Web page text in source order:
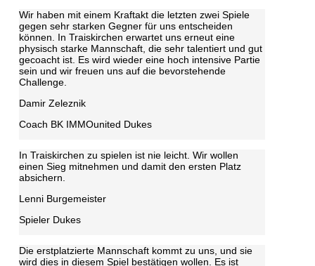
Wir haben mit einem Kraftakt die letzten zwei Spiele
gegen sehr starken Gegner für uns entscheiden
können. In Traiskirchen erwartet uns erneut eine
physisch starke Mannschaft, die sehr talentiert und gut
gecoacht ist. Es wird wieder eine hoch intensive Partie
sein und wir freuen uns auf die bevorstehende
Challenge.
Damir Zeleznik
Coach BK IMMOunited Dukes
In Traiskirchen zu spielen ist nie leicht. Wir wollen
einen Sieg mitnehmen und damit den ersten Platz
absichern.
Lenni Burgemeister
Spieler Dukes
Die erstplatzierte Mannschaft kommt zu uns, und sie
wird dies in diesem Spiel bestätigen wollen. Es ist